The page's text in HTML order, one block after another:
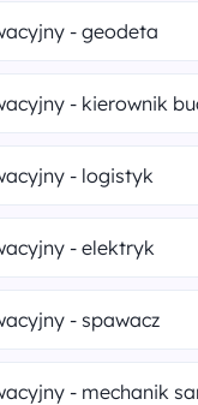
- geodeta
- kierownik
- logistyk
- elektryk
- spawacz
- mechanik